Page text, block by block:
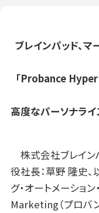
ブレインパッド、マ
「Probance
高度なパーソナラ
株式会社ブレイン
役社長：草野 隆史、
グ・オートメーショ
Marketing（プロバン